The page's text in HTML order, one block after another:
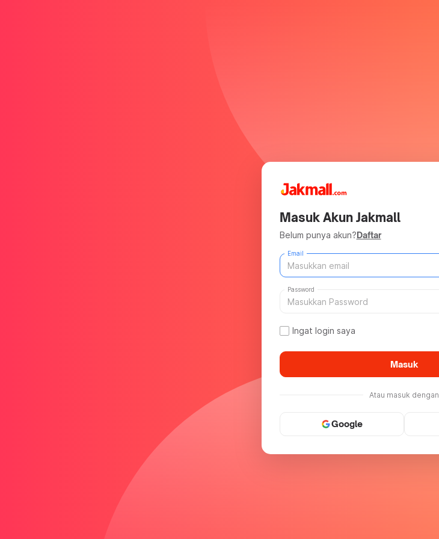
Masuk Akun Jakmall
Belum punya akun?Daftar
Email
Password
Ingat login saya
Masuk
Atau masuk dengan
Google